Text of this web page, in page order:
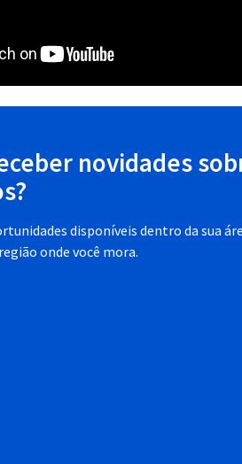
novidades
disponíveis dentro da sua
onde você mora.